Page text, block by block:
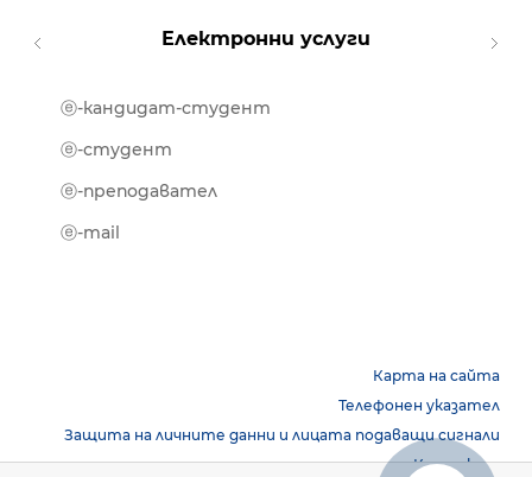
Електронни услуги
ⓔ-кандидат-студент
ⓔ-студент
ⓔ-преподавател
ⓔ-mail
Карта на сайта
Телефонен указател
Защита на личните данни и лицата подаващи сигнали
Контакти